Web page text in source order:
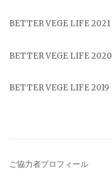
BETTER VEGE LIFE 2021
BETTER VEGE LIFE 2020
BETTER VEGE LIFE 2019
ご協力者プロフィール